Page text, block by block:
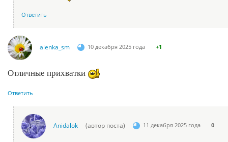
Ответить
alenka_sm 10 декабря 2025 года +1
Отличные прихватки
Ответить
Anidalok (автор поста) 11 декабря 2025 года 0